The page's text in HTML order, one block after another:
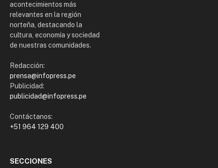
acontecimientos más
relevantes en la región
norteña, destacando la
cultura, economía y sociedad
de nuestras comunidades.
Redacción:
prensa@infopress.pe
Publicidad:
publicidad@infopress.pe
Contáctanos:
+51 964 129 400
SECCIONES